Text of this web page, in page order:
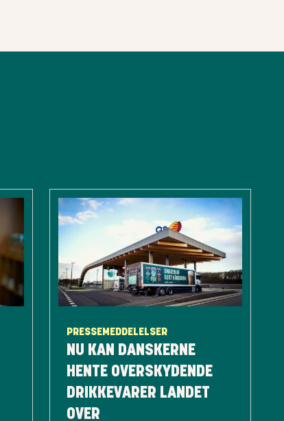
PRESSEMEDDELELSER
NU KAN DANSKERNE
HENTE OVERSKYDENDE
DRIKKEVARER LANDET
OVER